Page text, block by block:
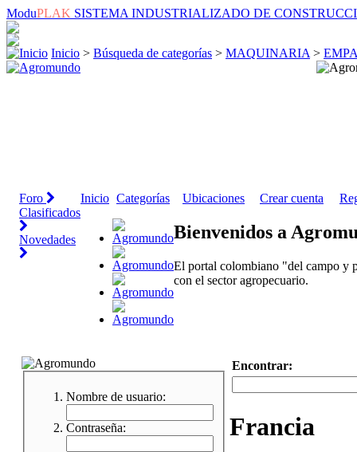
ModuPLAK SISTEMA INDUSTRIALIZADO DE
Inicio > Búsqueda de categorías > MAQUINARIA >
Foro
Clasificados
Novedades
Inicio Categorías Ubicaciones Crear cuenta
Bienvenidos a
El portal colombiano "del campo y
con el sector agropecuario.
Nombre de usuario:
Contraseña:
Encontrar:
Francia